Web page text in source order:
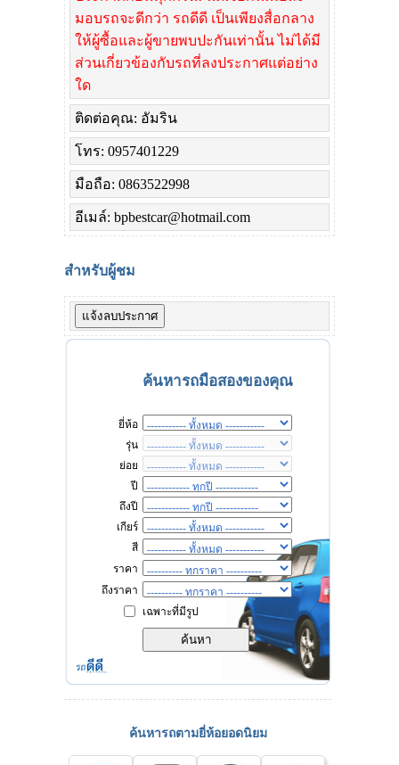
มอบรถจะดีกว่า รถดีดี เป็นเพียงสื่อกลาง
ให้ผู้ซื้อและผู้ขายพบปะกันเท่านั้น ไม่ได้มี
ส่วนเกี่ยวข้องกับรถที่ลงประกาศแต่อย่าง
ใด
ติดต่อคุณ: อัมริน
โทร: 0957401229
มือถือ: 0863522998
อีเมล์: bpbestcar@hotmail.com
สำหรับผู้ชม
ค้นหารถมือสองของคุณ
ยี่ห้อ
รุ่น
ย่อย
ปี
ถึงปี
เกียร์
สี
ราคา
ถึงราคา
เฉพาะที่มีรูป
ค้นหารถตามยี่ห้อยอดนิยม